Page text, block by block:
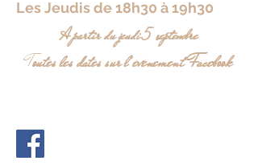
Les Jeudis de 18h30 à 19h30
A partir du jeudi 5 septembre
Toutes les dates surl’événementFacebook